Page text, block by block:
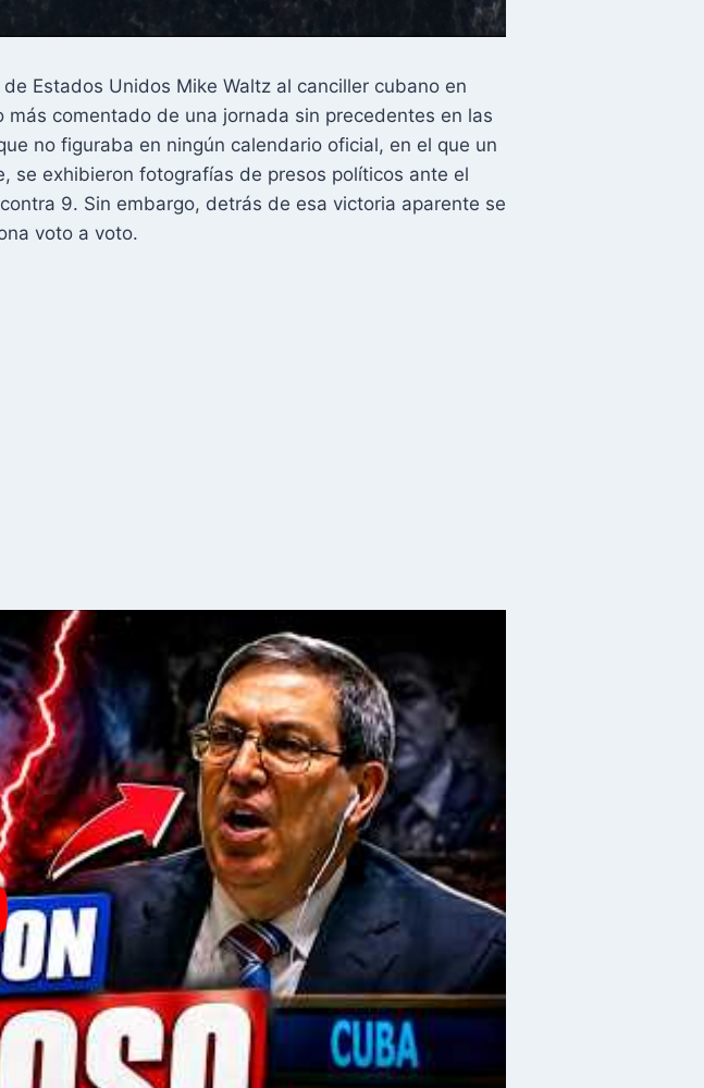
Estados Unidos Mike Waltz al canciller cubano en
comentado de una jornada sin precedentes en las
no figuraba en ningún calendario oficial, en el que un
se exhibieron fotografías de presos políticos ante el
9. Sin embargo, detrás de esa victoria aparente se
voto a voto.